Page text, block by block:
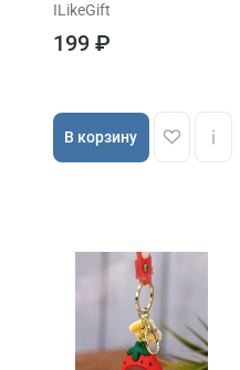
ILikeGift
199 ₽
В корзину